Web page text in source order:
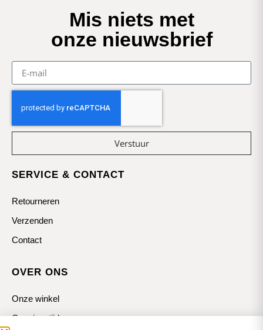
Mis niets met
onze nieuwsbrief
Verstuur
SERVICE & CONTACT
Retourneren
Verzenden
Contact
OVER ONS
Onze winkel
Openingstijden